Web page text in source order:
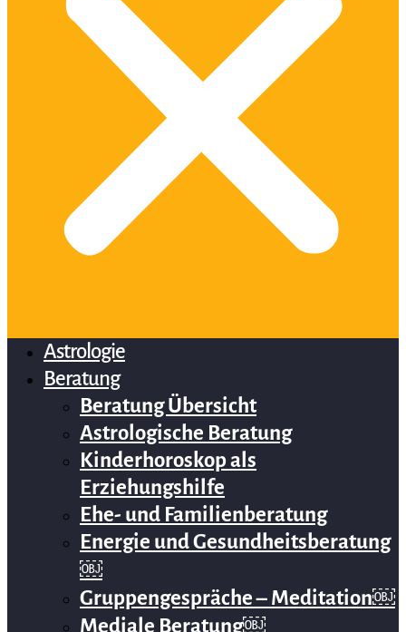
Astrologie
Beratung
Beratung Übersicht
Astrologische Beratung
Kinderhoroskop als
Erziehungshilfe
Ehe- und Familienberatung
Energie und Gesundheitsberatung
￼
Gruppengespräche – Meditation￼
Mediale Beratung￼